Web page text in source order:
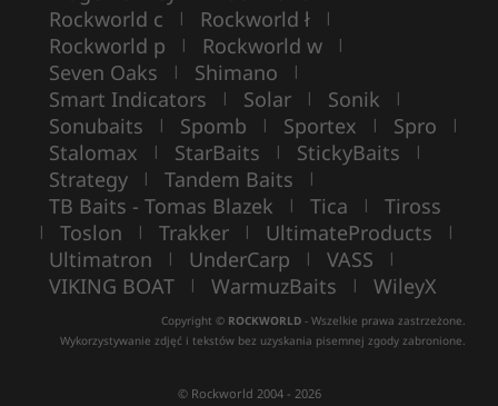
Rockworld c | Rockworld ł |
Rockworld p | Rockworld w |
Seven Oaks | Shimano |
Smart Indicators | Solar | Sonik |
Sonubaits | Spomb | Sportex | Spro |
Stalomax | StarBaits | StickyBaits |
Strategy | Tandem Baits |
TB Baits - Tomas Blazek | Tica | Tiross
| Toslon | Trakker | UltimateProducts |
Ultimatron | UnderCarp | VASS |
VIKING BOAT | WarmuzBaits | WileyX
Copyright © ROCKWORLD - Wszelkie prawa zastrzeżone.
Wykorzystywanie zdjęć i tekstów bez uzyskania pisemnej zgody zabronione.
© Rockworld 2004 - 2026